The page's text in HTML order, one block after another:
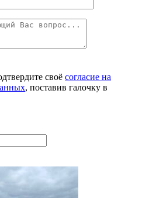
своё согласие на
, поставив галочку в